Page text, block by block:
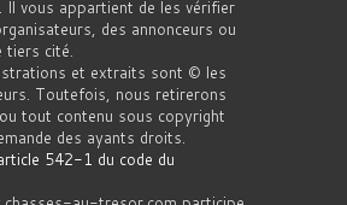
Il vous appartient de les vérifier
des annonceurs ou
tiers cité.
et extraits sont © les
Toutefois, nous retirerons
tout contenu sous copyright
des ayants droits.
542-1 du code du